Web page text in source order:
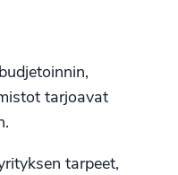
tarjoavat
tarpeet,